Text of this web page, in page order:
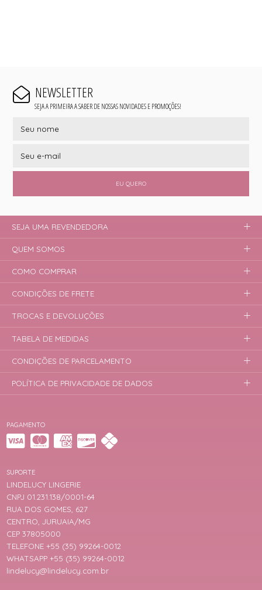
NEWSLETTER
SEJA A PRIMEIRA A SABER DE NOSSAS NOVIDADES E PROMOÇÕES!
EU QUERO
PAGAMENTO
SUPORTE
LINDELUCY LINGERIE
CNPJ 01.231.138/0001-64
RUA DOS GOMES, 627
CENTRO, JURUAIA/MG
CEP 37805000
TELEFONE +55 (35) 99264-0012
WHATSAPP +55 (35) 99264-0012
lindelucy@lindelucy.com.br
SEJA UMA REVENDEDORA
QUEM SOMOS
COMO COMPRAR
CONDIÇÕES DE FRETE
TROCAS E DEVOLUÇÕES
TABELA DE MEDIDAS
CONDIÇÕES DE PARCELAMENTO
POLÍTICA DE PRIVACIDADE DE DADOS